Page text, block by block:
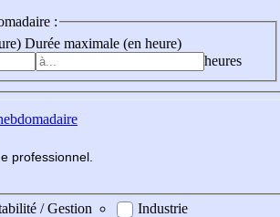
:
Durée maximale (en heure)
heures
professionnel
/ Gestion
Industrie